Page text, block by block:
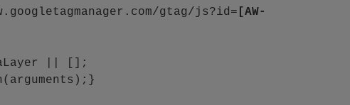
gtag/js?id= [AW-
|| [];